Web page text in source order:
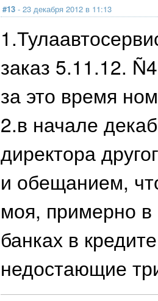
#13 - 23 декабря 2012 в 11:13
заказ 5.11.12.
за это время
2.в начале
директора
и обещанием,
моя, примерно в
банках в
недостающие